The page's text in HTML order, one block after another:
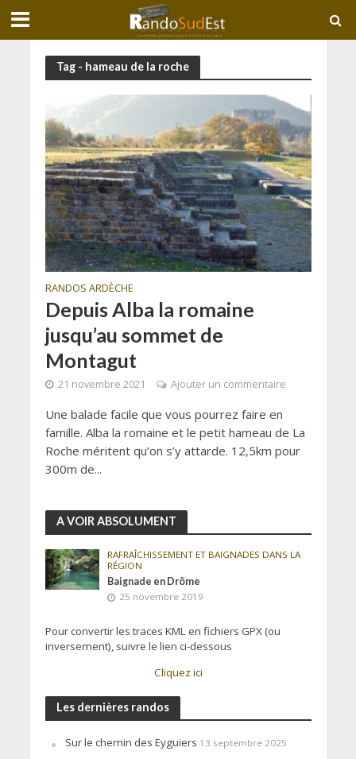
Tag - hameau de la roche
RANDOS ARDÈCHE
Depuis Alba la romaine
jusqu’au sommet de
Montagut
21 novembre 2021 Ajouter un commentaire
Une balade facile que vous pourrez faire en
famille. Alba la romaine et le petit hameau de La
Roche méritent qu’on s’y attarde. 12,5km pour
300m de...
A VOIR ABSOLUMENT
RAFRAÎCHISSEMENT ET BAIGNADES DANS LA
RÉGION
Baignade en Drôme
25 novembre 2019
Pour convertir les traces KML en fichiers GPX (ou
inversement), suivre le lien ci-dessous
Cliquez ici
Les dernières randos
Sur le chemin des Eyguiers 13 septembre 2025